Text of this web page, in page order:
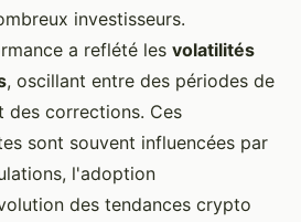
investisseurs.
a reflété les volatilités
, oscillant entre des périodes de
des corrections. Ces
sont souvent influencées par
l'adoption
des tendances crypto